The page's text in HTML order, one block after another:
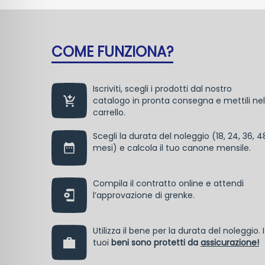
COME FUNZIONA?
Iscriviti, scegli i prodotti dal nostro
catalogo in pronta consegna e mettili nel
carrello.
Scegli la durata del noleggio (18, 24, 36,
mesi) e calcola il tuo canone mensile.
Compila il contratto online e attendi
l’approvazione di grenke.
Utilizza il bene per la durata del noleggio. I
tuoi beni sono protetti da assicurazione!